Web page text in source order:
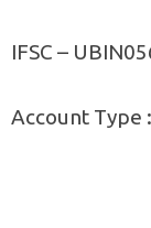
IFSC –
Account Type